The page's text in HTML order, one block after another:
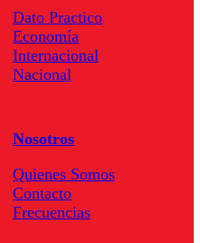
Dato Practico
Economía
Internacional
Nacional
Nosotros
Quienes Somos
Contacto
Frecuencias